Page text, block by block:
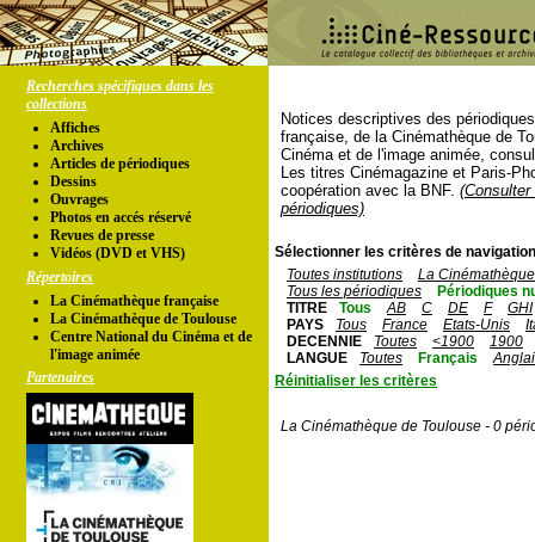
Recherches spécifiques dans les
collections
Affiches
Archives
Articles de périodiques
Dessins
Ouvrages
Photos en accés réservé
Revues de presse
Vidéos (DVD et VHS)
Répertoires
La Cinémathèque française
La Cinémathèque de Toulouse
Centre National du Cinéma et de
l'image animée
Partenaires
Notices descriptives des
française, de la Cinémathèque de
Cinéma et de l'image animée,
Les titres Cinémagazine et Paris-
coopération avec la BNF.
périodiques)
Sélectionner les critères de
Toutes institutions
La
Tous les périodiques
Périodiques
TITRE
Tous AB C DE F
GHI
PAYS
Tous France Etats-Unis
DECENNIE
Toutes <1900
1900
LANGUE
Toutes Français
Réinitialiser les critères
La Cinémathèque de Toulouse - 0